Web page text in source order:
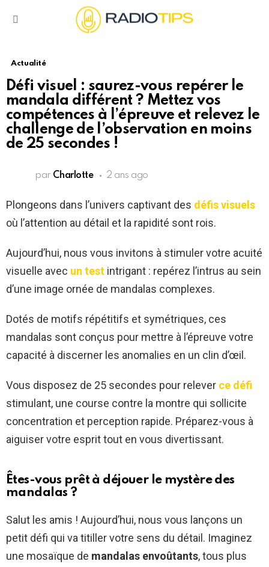
Actualité
Défi visuel : saurez-vous repérer le
mandala différent ? Mettez vos
compétences à l’épreuve et relevez le
challenge de l’observation en moins
de 25 secondes !
par Charlotte 2 ans ago
Plongeons dans l’univers captivant des défis visuels
où l’attention au détail et la rapidité sont rois.
Aujourd’hui, nous vous invitons à stimuler votre acuité
visuelle avec un test intrigant : repérez l’intrus au sein
d’une image ornée de mandalas complexes.
Dotés de motifs répétitifs et symétriques, ces
mandalas sont conçus pour mettre à l’épreuve votre
capacité à discerner les anomalies en un clin d’œil.
Vous disposez de 25 secondes pour relever ce défi
stimulant, une course contre la montre qui sollicite
concentration et perception rapide. Préparez-vous à
aiguiser votre esprit tout en vous divertissant.
Êtes-vous prêt à déjouer le mystère des
mandalas ?
Salut les amis ! Aujourd’hui, nous vous lançons un
petit défi qui va titiller votre sens du détail. Imaginez
une mosaïque de mandalas envoûtants, tous plus